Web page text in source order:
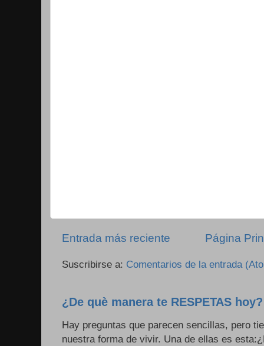
Entrada más reciente Página
Suscribirse a: Comentarios de la entrada
¿De què manera te RESPETAS hoy?
Hay preguntas que parecen sencillas, pero
nuestra forma de vivir. Una de ellas es